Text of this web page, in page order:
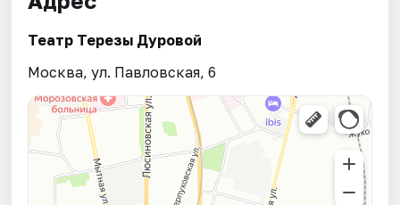
Театр Терезы Дуровой
Москва, ул. Павловская, 6